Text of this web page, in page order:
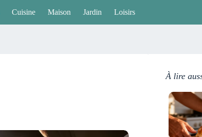
Cuisine Maison Jardin Loisirs
À lire